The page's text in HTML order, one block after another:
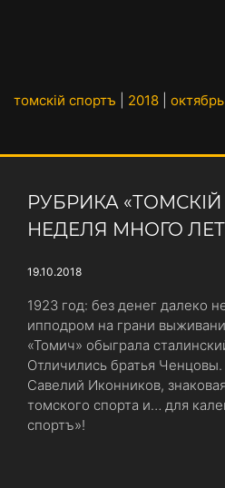
томскiй спортъ 2018 октябрь
РУБРИКА «ТОМСКIЙ
НЕДЕЛЯ МНОГО
19.10.2018
1923 год: без денег далеко
ипподром на грани
«Томич» обыграла
Отличились братья
Савелий Иконников,
томского спорта и… для
спортъ»!